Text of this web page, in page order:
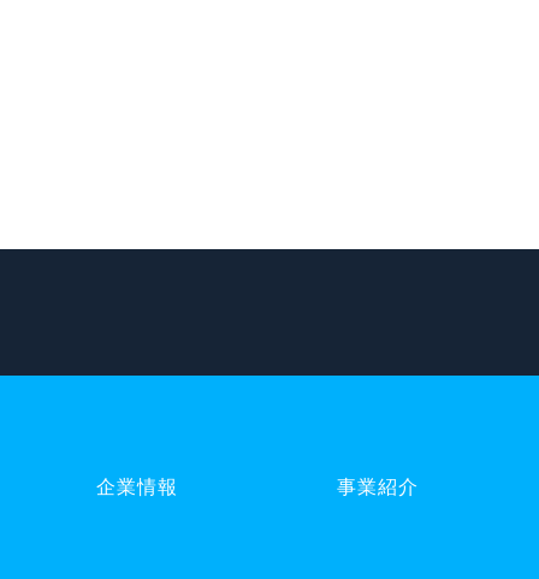
企業情報 事業紹介